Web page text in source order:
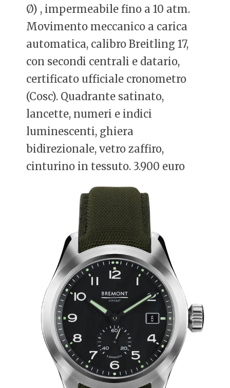
Ø) , impermeabile fino a 10 atm.
Movimento meccanico a carica
automatica, calibro Breitling 17,
con secondi centrali e datario,
certificato ufficiale cronometro
(Cosc). Quadrante satinato,
lancette, numeri e indici
luminescenti, ghiera
bidirezionale, vetro zaffiro,
cinturino in tessuto. 3.900 euro